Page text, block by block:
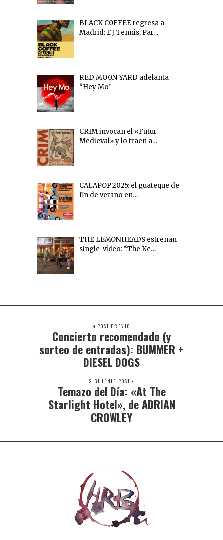
BLACK COFFEE regresa a
Madrid: DJ Tennis, Par…
RED MOON YARD adelanta
“Hey Mo”
CRIM invocan el «Futur
Medieval» y lo traen a…
CALAPOP 2025: el guateque de
fin de verano en…
THE LEMONHEADS estrenan
single-vídeo: “The Ke…
POST PREVIO
Concierto recomendado (y
sorteo de entradas): BUMMER +
DIESEL DOGS
SIGUIENTE POST
Temazo del Día: «At The
Starlight Hotel», de ADRIAN
CROWLEY